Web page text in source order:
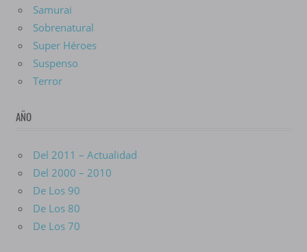
Samurai
Sobrenatural
Super Héroes
Suspenso
Terror
AÑO
Del 2011 – Actualidad
Del 2000 – 2010
De Los 90
De Los 80
De Los 70